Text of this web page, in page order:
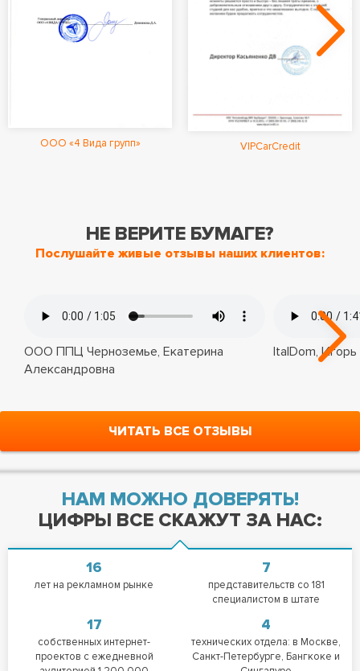
ООО «4 Вида групп» VIPCarCredit
НЕ ВЕРИТЕ БУМАГЕ?
Послушайте живые отзывы наших клиентов:
ООО ППЦ Черноземье, Екатерина
Александровна
ItalDom, Игорь
ЧИТАТЬ ВСЕ ОТЗЫВЫ
НАМ МОЖНО ДОВЕРЯТЬ!
ЦИФРЫ ВСЕ СКАЖУТ ЗА НАС:
16
лет на рекламном рынке
7
представительств со 181
специалистом в штате
17
собственных интернет-
проектов с ежедневной
4
технических отдела: в Москве,
Санкт-Петербурге, Бангкоке и